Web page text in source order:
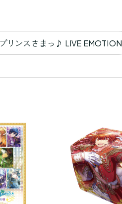
リンスさまっ♪ LIVE EMOTION